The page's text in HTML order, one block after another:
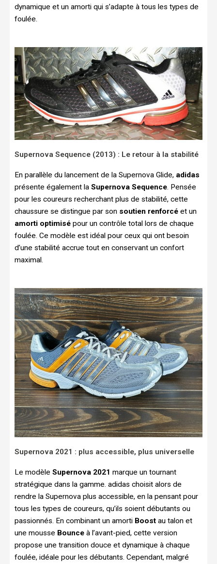
dynamique et un amorti qui s’adapte à tous les types de
foulée.
Supernova Sequence (2013) : Le retour à la stabilité
En parallèle du lancement de la Supernova Glide, adidas
présente également la Supernova Sequence. Pensée
pour les coureurs recherchant plus de stabilité, cette
chaussure se distingue par son soutien renforcé et un
amorti optimisé pour un contrôle total lors de chaque
foulée. Ce modèle est idéal pour ceux qui ont besoin
d’une stabilité accrue tout en conservant un confort
maximal.
Supernova 2021 : plus accessible, plus universelle
Le modèle Supernova 2021 marque un tournant
stratégique dans la gamme. adidas choisit alors de
rendre la Supernova plus accessible, en la pensant pour
tous les types de coureurs, qu’ils soient débutants ou
passionnés. En combinant un amorti Boost au talon et
une mousse Bounce à l’avant-pied, cette version
propose une transition douce et dynamique à chaque
foulée, idéale pour les débutants. Cependant, malgré